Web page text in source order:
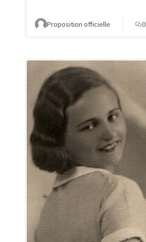
Proposition officielle 0